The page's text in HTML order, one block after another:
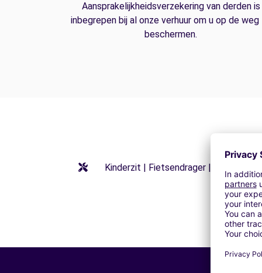
Aansprakelijkheidsverzekering van derden is
inbegrepen bij al onze verhuur om u op de
beschermen.
Kinderzit | Fietsendrager |